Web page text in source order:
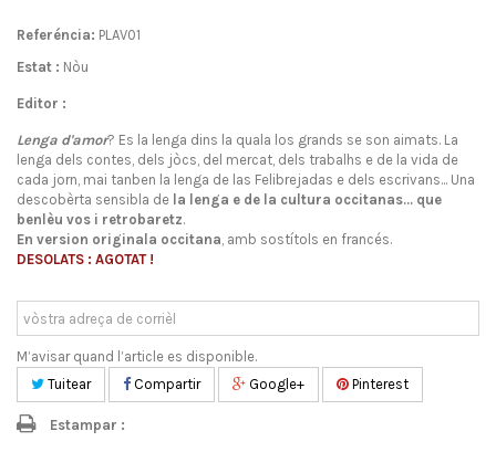
Referéncia: PLAV01
Estat : Nòu
Editor :
Lenga d'amor? Es la lenga dins la quala los grands se son aimats. La
lenga dels contes, dels jòcs, del mercat, dels trabalhs e de la vida de
cada jorn, mai tanben la lenga de las Felibrejadas e dels escrivans... Una
descobèrta sensibla de la lenga e de la cultura occitanas... que
benlèu vos i retrobaretz.
En version originala occitana, amb sostítols en francés.
DESOLATS : AGOTAT !
M’avisar quand l’article es disponible.
Tuitear
Compartir Google+ Pinterest
Estampar :